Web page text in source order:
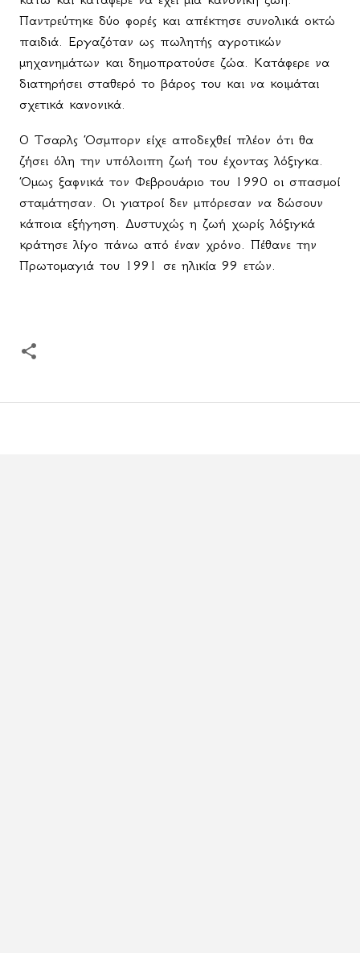
Παντρεύτηκε δύο φορές και απέκτησε συνολικά οκτώ
παιδιά. Εργαζόταν ως πωλητής αγροτικών
μηχανημάτων και δημοπρατούσε ζώα. Κατάφερε να
διατηρήσει σταθερό το βάρος του και να κοιμάται
σχετικά κανονικά.
Ο Τσαρλς Όσμπορν είχε αποδεχθεί πλέον ότι θα
ζήσει όλη την υπόλοιπη ζωή του έχοντας λόξιγκα.
Όμως ξαφνικά τον Φεβρουάριο του 1990 οι σπασμοί
σταμάτησαν. Οι γιατροί δεν μπόρεσαν να δώσουν
κάποια εξήγηση. Δυστυχώς η ζωή χωρίς λόξιγκά
κράτησε λίγο πάνω από έναν χρόνο. Πέθανε την
Πρωτομαγιά του 1991 σε ηλικία 99 ετών.